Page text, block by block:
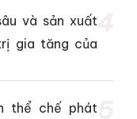
và sản xuất
gia tăng của
4
thể chế phát